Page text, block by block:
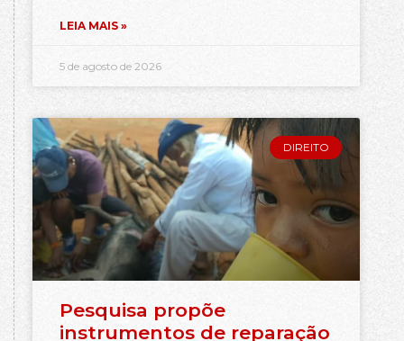
LEIA MAIS »
5 de agosto de 2026
DIREITO
Pesquisa propõe
instrumentos de reparação